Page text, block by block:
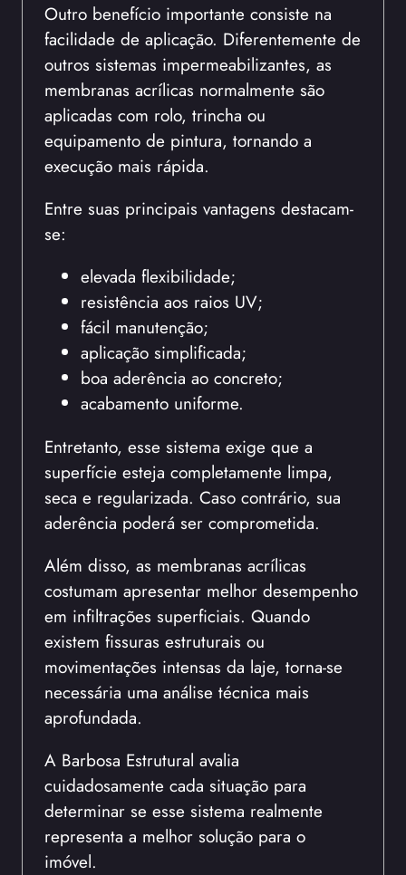
Outro benefício importante consiste na
facilidade de aplicação. Diferentemente de
outros sistemas impermeabilizantes, as
membranas acrílicas normalmente são
aplicadas com rolo, trincha ou
equipamento de pintura, tornando a
execução mais rápida.
Entre suas principais vantagens destacam-
se:
elevada flexibilidade;
resistência aos raios UV;
fácil manutenção;
aplicação simplificada;
boa aderência ao concreto;
acabamento uniforme.
Entretanto, esse sistema exige que a
superfície esteja completamente limpa,
seca e regularizada. Caso contrário, sua
aderência poderá ser comprometida.
Além disso, as membranas acrílicas
costumam apresentar melhor desempenho
em infiltrações superficiais. Quando
existem fissuras estruturais ou
movimentações intensas da laje, torna-se
necessária uma análise técnica mais
aprofundada.
A Barbosa Estrutural avalia
cuidadosamente cada situação para
determinar se esse sistema realmente
representa a melhor solução para o
imóvel.